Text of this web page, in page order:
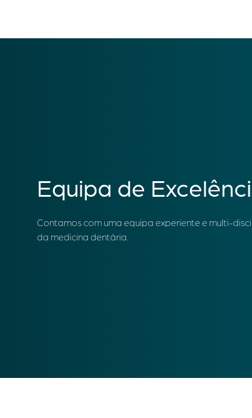
Equipa de
Contamos com uma equipa experiente e multi-
da medicina dentária.